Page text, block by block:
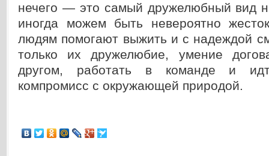
нечего — это самый дружелюбный вид
иногда можем быть невероятно
людям помогают выжить и с надеждой
только их дружелюбие, умение
другом, работать в команде и
компромисс с окружающей природой.